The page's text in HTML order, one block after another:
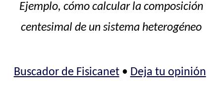
Ejemplo, cómo calcular la composición
centesimal de un sistema heterogéneo
Buscador de Fisicanet• Deja tu opinión